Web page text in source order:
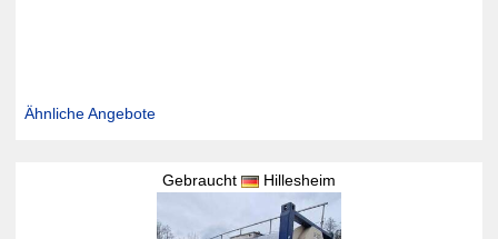
Ähnliche Angebote
Gebraucht Hillesheim